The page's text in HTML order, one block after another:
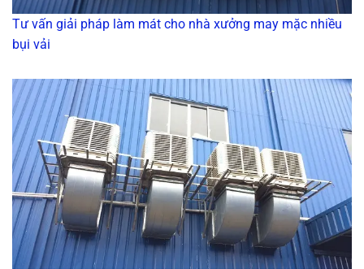
Tư vấn giải pháp làm mát cho nhà xưởng may mặc nhiều
bụi vải